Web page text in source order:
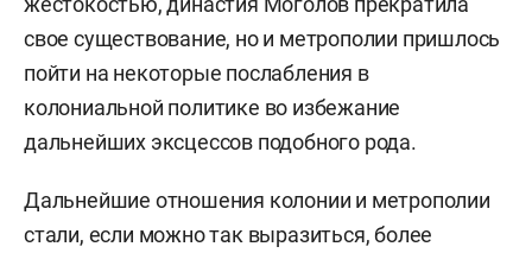
свое существование, но и метрополии пришлось
пойти на некоторые послабления в
колониальной политике во избежание
дальнейших эксцессов подобного рода.
Дальнейшие отношения колонии и метрополии
стали, если можно так выразиться, более